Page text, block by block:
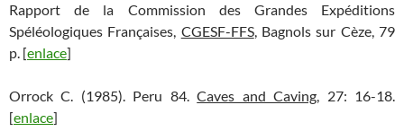
Rapport de la Commission des Grandes Expéditions
Spéléologiques Françaises, CGESF-FFS, Bagnols sur Cèze, 79
p. [enlace]
Orrock C. (1985). Peru 84.Caves and Caving, 27: 16-18.
[enlace]